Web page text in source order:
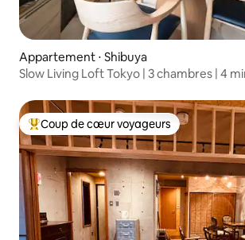
Appartement ⋅ Shibuya
Slow Living Loft Tokyo | 3 chambres | 4
Coups de cœur voyageurs les plus
Coup de cœur voyageurs